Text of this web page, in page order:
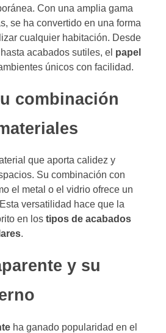
Con una amplia gama
se ha convertido en una forma
cualquier habitación. Desde
acabados sutiles, el papel
únicos con facilidad.
combinación
que aporta calidez y
Su combinación con
el metal o el vidrio ofrece un
versatilidad hace que la
en los tipos de acabados
.
y su
ha ganado popularidad en el